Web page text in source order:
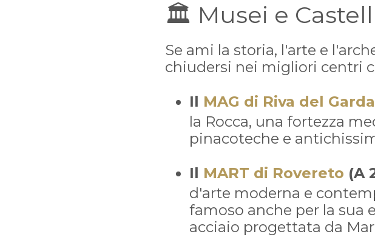
🏛️ Musei e
Se ami la storia, l'arte e
chiudersi nei migliori centri
Il MAG di Riva del Garda
la Rocca, una fortezza
pinacoteche e
Il MART di Rovereto (A
d'arte moderna e
famoso anche per la sua
acciaio progettata da